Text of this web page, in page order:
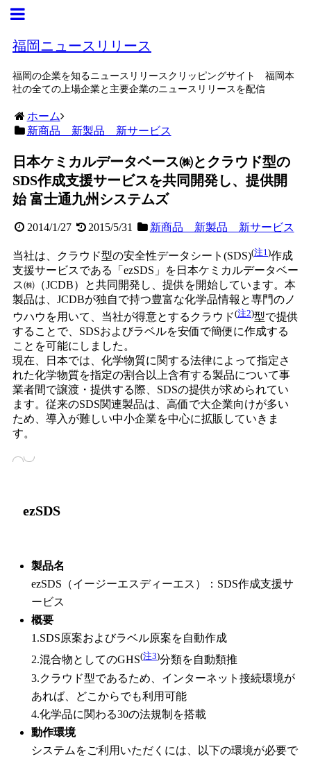
福岡ニュースリリース
福岡の企業を知るニュースリリースクリッピングサイト 福岡本
社の全ての上場企業と主要企業のニュースリリースを配信
ホーム
新商品 新製品 新サービス
日本ケミカルデータベース㈱とクラウド型の
SDS作成支援サービスを共同開発し、提供開
始 富士通九州システムズ
2014/1/27 2015/5/31 新商品 新製品 新サービス
当社は、クラウド型の安全性データシート(SDS)(注1 )作成
支援サービスである「ezSDS」を日本ケミカルデータベー
ス㈱（JCDB）と共同開発し、提供を開始しています。本
製品は、JCDBが独自で持つ豊富な化学品情報と専門のノ
ウハウを用いて、当社が得意とするクラウド(注2)型で提供
することで、SDSおよびラベルを安価で簡便に作成する
ことを可能にしました。
現在、日本では、化学物質に関する法律によって指定さ
れた化学物質を指定の割合以上含有する製品について事
業者間で譲渡・提供する際、SDSの提供が求められてい
ます。従来のSDS関連製品は、高価で大企業向けが多い
ため、導入が難しい中小企業を中心に拡販していきま
す。
ezSDS
製品名
ezSDS（イージーエスディーエス）：SDS作成支援サ
ービス
概要
1.SDS原案およびラベル原案を自動作成
2.混合物としてのGHS(注3)分類を自動類推
3.クラウド型であるため、インターネット接続環境が
あれば、どこからでも利用可能
4.化学品に関わる30の法規制を搭載
動作環境
システムをご利用いただくには、以下の環境が必要で